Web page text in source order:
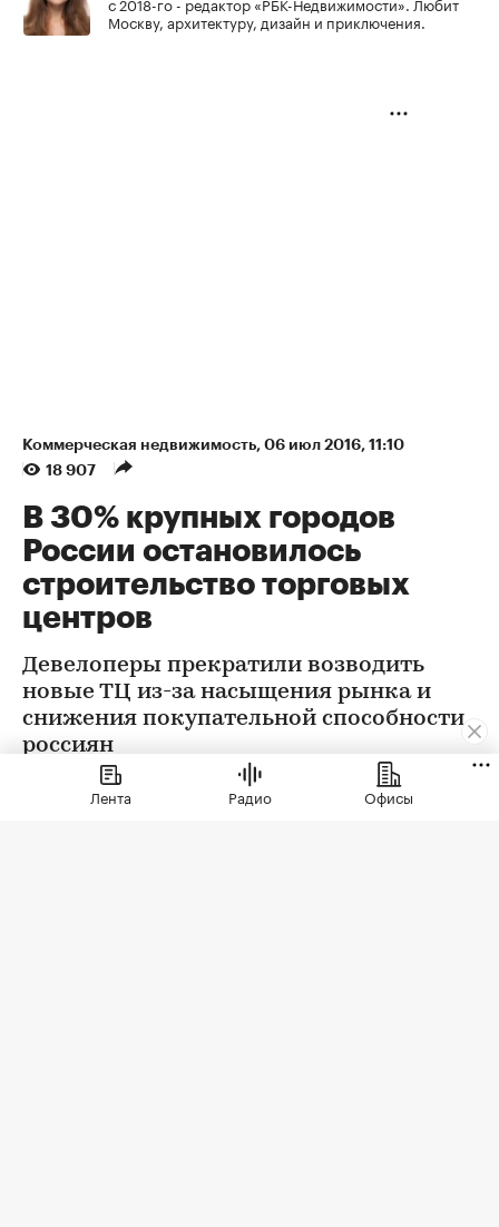
Москву, архитектуру, дизайн и приключения.
Коммерческая недвижимость⁠, 06 июл 2016, 11:10
18 907
В 30% крупных городов
России остановилось
строительство торговых
центров
Девелоперы прекратили возводить
новые ТЦ из-за насыщения рынка и
снижения покупательной способности
россиян
Лента Радио Офисы